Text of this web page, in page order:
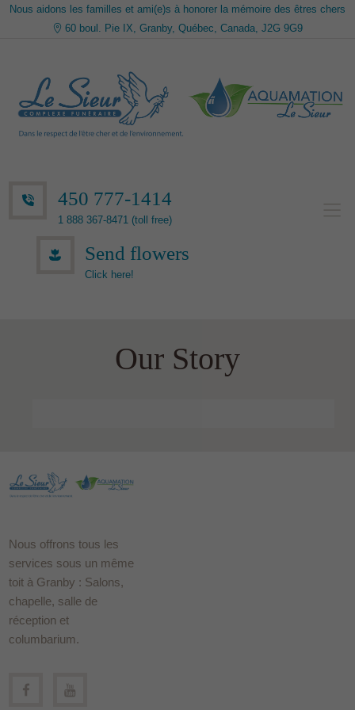
Nous aidons les familles et ami(e)s à honorer la mémoire des êtres chers
60 boul. Pie IX, Granby, Québec, Canada, J2G 9G9
450 777-1414
1 888 367-8471 (toll free)
Send flowers
Click here!
Our Story
Nous offrons tous les
services sous un même
toit à Granby : Salons,
chapelle, salle de
réception et
columbarium.